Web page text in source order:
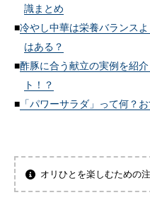
識まとめ
冷やし中華は栄養バランス
はある？
酢豚に合う献立の実例を紹
ト！？
「パワーサラダ」って何？
オリひとを楽しむための